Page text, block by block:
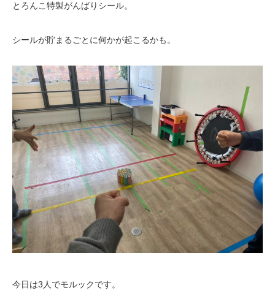
とろんこ特製がんばりシール。
シールが貯まるごとに何かが起こるかも。
今日は3人でモルックです。